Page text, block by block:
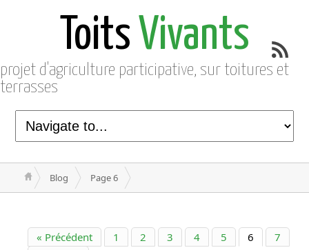
Toits Vivants
projet d'agriculture participative, sur toitures et
terrasses
Blog Page 6
« Précédent 1 2 3 4 5 6
7